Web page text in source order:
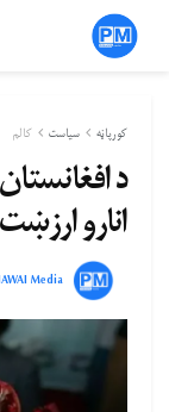
کورپاڼه سیاست کالم
د
انارو ارزښت
Media